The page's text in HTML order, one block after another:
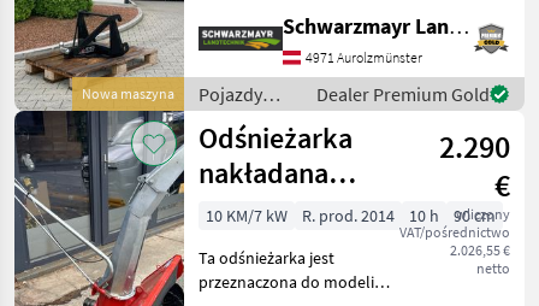
Nowa maszyna
Schwarzmayr chętnie
zaprezentuje Państwu
urządzenie/maszynę i pros
Schwarzmayr Landtechnik GmbH - Aurolzmünster
4971 Aurolzmünster
Pojazdy
silnikowe
rolnicze /
Giant
Dealer Premium Gold
Odśnieżarka
nakładana
Cerruti DX 900
pasująca do
maszyn Aebi
2.290
€
wliczony
VAT/pośrednictwo
2.026,55 €
netto
10 KM/7 kW R. prod. 2014 10 h
90 cm
Ta odśnieżarka jest
przeznaczona do modeli